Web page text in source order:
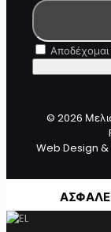
© 2026
Web Design